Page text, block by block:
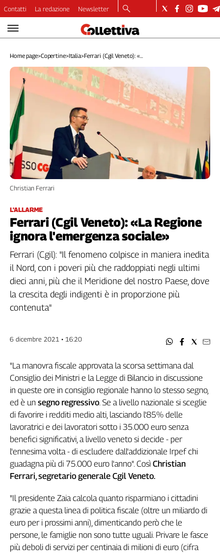
Video
Dirette
Longform
Copertine
Economia
Lavoro
Ambiente
Diritti
Welfare
Italia
Internazionale
Culture
Categorie
Filcams
Filctem
Fillea
Filt
Fiom
Fisac
Nidil
Spi
Inca
Caaf
Speciali
G8
di
Genova,
il
sangue
della
120
anni
Cgil
Collettiva
Academy
Contatti La redazione Newsletter
Home page>Copertine>Italia>Ferrari (Cgil Veneto): «...
L'ALLARME
Ferrari (Cgil Veneto): «La Regione
ignora l'emergenza sociale»
Christian Ferrari
Ferrari (Cgil): "Il fenomeno colpisce in maniera inedita
il Nord, con i poveri più che raddoppiati negli ultimi
dieci anni, più che il Meridione del nostro Paese, dove
la crescita degli indigenti è in proporzione più
contenuta"
6 dicembre 2021 • 16:20
"La manovra fiscale approvata la scorsa settimana dal
Consiglio dei Ministri e la Legge di Bilancio in discussione
in queste ore in consiglio regionale hanno lo stesso segno,
ed è un segno regressivo. Se a livello nazionale si sceglie
di favorire i redditi medio alti, lasciando l'85% delle
lavoratrici e dei lavoratori sotto i 35.000 euro senza
benefici significativi, a livello veneto si decide - per
l'ennesima volta - di escludere dall'addizionale Irpef chi
guadagna più di 75.000 euro l'anno". Così Christian
Ferrari, segretario generale Cgil Veneto.
"Il presidente Zaia calcola quanto risparmiano i cittadini
grazie a questa linea di politica fiscale (oltre un miliardo di
euro per i prossimi anni), dimenticando però che le
persone, le famiglie non sono tutte uguali. Privare le fasce
più deboli di servizi per centinaia di milioni di euro (cifra